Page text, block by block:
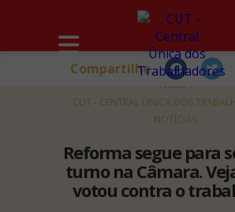
HOME
CUT - CENTRAL ÚNICA DOS
NOTÍCIAS
Reforma segue para
turno na Câmara.
votou contra o
Compartilhe